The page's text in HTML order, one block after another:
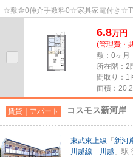
☆敷金0仲介手数料0☆家具家電付き
6.8万円
(管理費・
敷：0ヶ月
所在階：2
間取り：
面積：
賃貸｜アパート コスモス新河岸
東武東上線 「 新河
川越線 「 川越 」駅